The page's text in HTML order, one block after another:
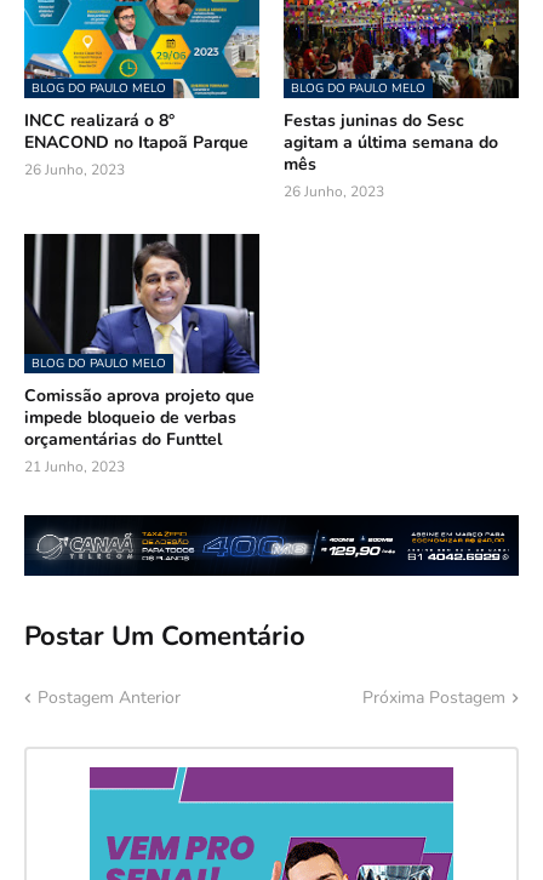
BLOG DO PAULO MELO
INCC realizará o 8°
ENACOND no Itapoã Parque
26 Junho, 2023
BLOG DO PAULO MELO
Festas juninas do Sesc
agitam a última semana do
mês
26 Junho, 2023
BLOG DO PAULO MELO
Comissão aprova projeto que
impede bloqueio de verbas
orçamentárias do Funttel
21 Junho, 2023
Postar Um Comentário
Postagem Anterior Próxima Postagem